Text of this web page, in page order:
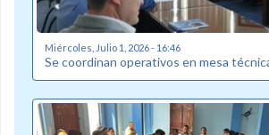
Miércoles, Julio 1, 2026 - 16:46
Se coordinan operativos en mesa